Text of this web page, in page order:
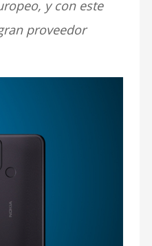
y con este
proveedor